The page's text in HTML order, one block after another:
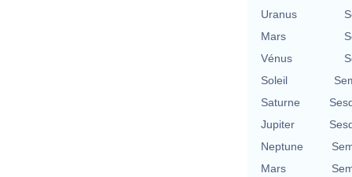
Uranus
Mars
Vénus
Soleil
Saturne
Jupiter
Neptune
Mars